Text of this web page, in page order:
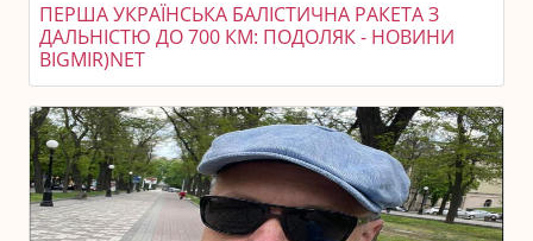
ПЕРША УКРАЇНСЬКА БАЛІСТИЧНА РАКЕТА З
ДАЛЬНІСТЮ ДО 700 КМ: ПОДОЛЯК - НОВИНИ
BIGMIR)NET